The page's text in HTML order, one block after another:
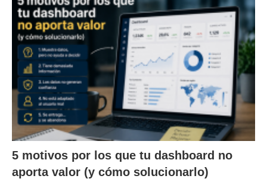
5 motivos por los que tu dashboard no
aporta valor (y cómo solucionarlo)